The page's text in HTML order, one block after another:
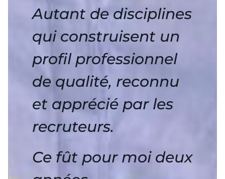
Autant de disciplines
qui construisent un
profil professionnel
de qualité, reconnu
et apprécié par les
recruteurs.
Ce fût pour moi deux